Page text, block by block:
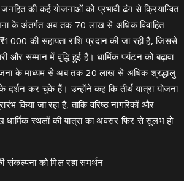
की कई योजनाओं को प्रभावी ढंग से क्रियान्वित
के अंतर्गत अब तक 70 लाख से अधिक विवाहित
की सहायता राशि प्रदान की जा रही है, जिससे
और सम्मान में वृद्धि हुई है। धार्मिक पर्यटन को बढ़ावा
के माध्यम से अब तक 20 लाख से अधिक श्रद्धालु
दर्शन कर चुके हैं। उन्होंने कह कि तीर्थ यात्रा योजना
किया जा रहा है, ताकि वरिष्ठ नागरिकों और
स्थलों की यात्रा का अवसर फिर से सुलभ हो
संकल्पना को मिल रहा समर्थन